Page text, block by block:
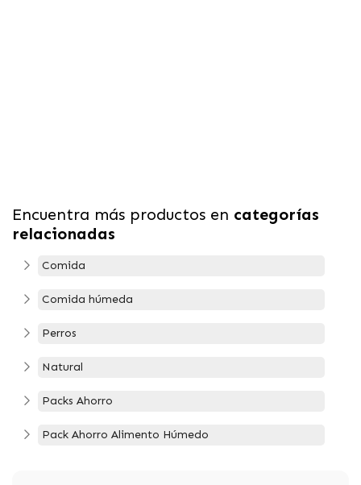
Encuentra más productos en categorías
relacionadas
Comida
Comida húmeda
Perros
Natural
Packs Ahorro
Pack Ahorro Alimento Húmedo